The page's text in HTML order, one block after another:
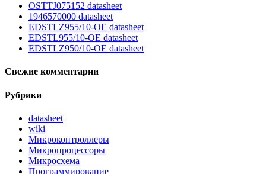
OSTTJ075152 datasheet
1946570000 datasheet
EDSTLZ955/10-OE datasheet
EDSTL955/10-OE datasheet
EDSTLZ950/10-OE datasheet
Свежие комментарии
Рубрики
datasheet
wiki
Микроконтроллеры
Микропроцессоры
Микросхема
Программирование